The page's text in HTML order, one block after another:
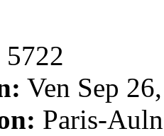
5722
Ven Sep
Paris-